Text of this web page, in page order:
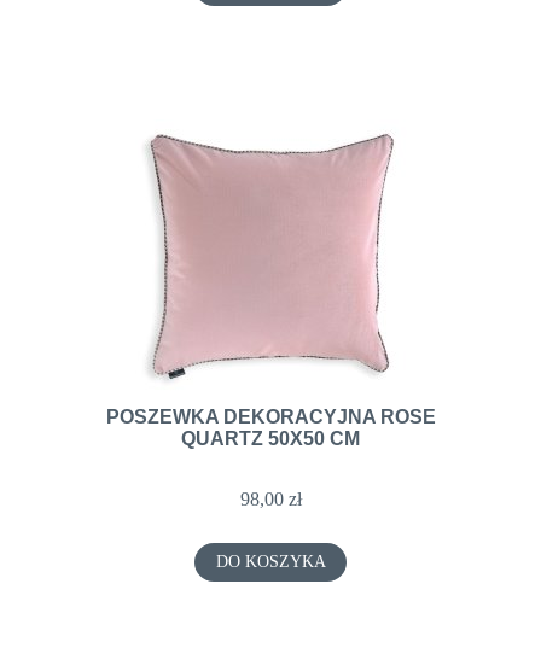
POSZEWKA DEKORACYJNA ROSE
QUARTZ 50X50 CM
98,00 zł
DO KOSZYKA